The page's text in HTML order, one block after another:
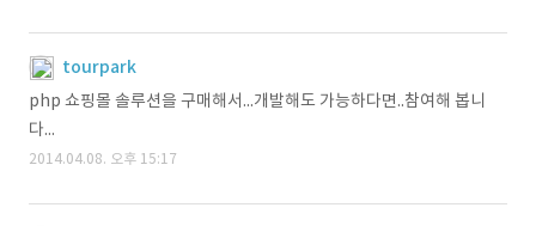
tourpark
php 쇼핑몰 솔루션을 구매해서...개발해도 가능하다면..참여해 봅니
다...
2014.04.08. 오후 15:17